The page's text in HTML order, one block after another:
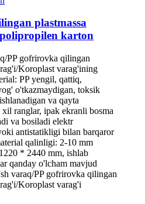
plastmassa
karton
PP gofrirovka qilingan
Koroplast varag'ining
PP yengil, qattiq,
o'tkazmaydigan, toksik
va qayta
ranglar, ipak ekranli bosma
va bosiladi elektr
antistatikligi bilan barqaror
qalinligi: 2-10 mm
* 2440 mm, ishlab
qanday o'lcham mavjud
varaq/PP gofrirovka qilingan
Koroplast varag'i